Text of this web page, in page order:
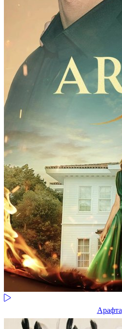
Арафта